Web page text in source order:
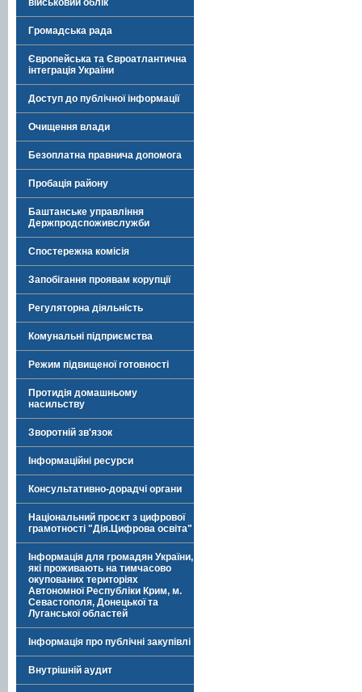
військовий облік
Громадська рада
Європейська та Євроатлантична
інтеграція України
Доступ до публічної інформації
Очищення влади
Безоплатна правнича допомога
Пробація району
Баштанське управління
Держпродспоживслужби
Спостережна комісія
Запобігання проявам корупції
Регуляторна діяльність
Комунальні підприємства
Режим підвищеної готовності
Протидія домашньому
насильству
Зворотній зв'язок
Інформаційні ресурси
Консультативно-дорадчі органи
Національний проєкт з цифрової
грамотності "Дія.Цифрова освіта"
Інформація для громадян України,
які проживають на тимчасово
окупованих територіях
Автономної Республіки Крим, м.
Севастополя, Донецької та
Луганської областей
Інформація про публічні закупівлі
Внутрішній аудит